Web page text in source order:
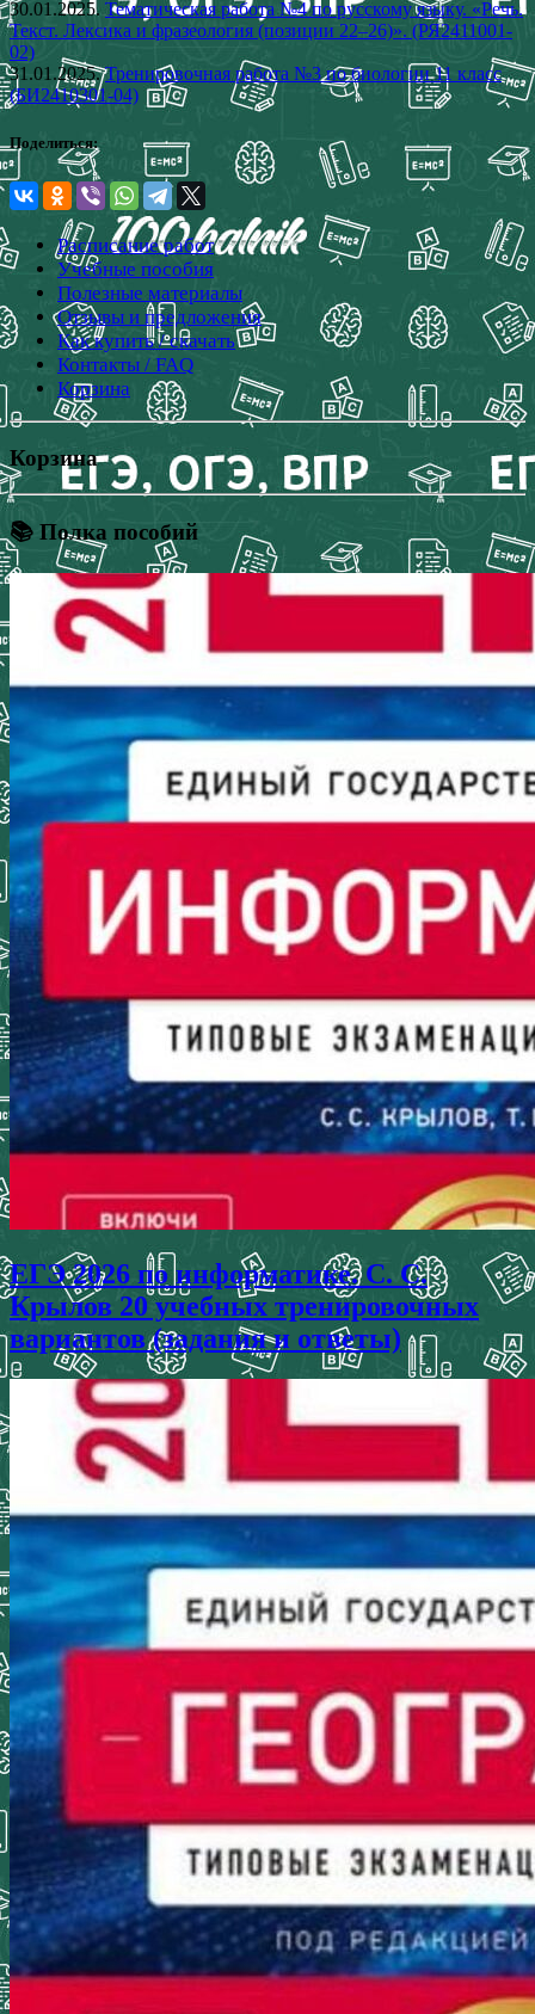
30.01.2025.Тематическая работа №4 по русскому языку. «Речь.
Текст. Лексика и фразеология (позиции 22–26)». (РЯ2411001-
02)
31.01.2025.Тренировочная работа №3 по биологии 11 класс
(БИ2410301-04)
Поделиться:
Расписание работ
Учебные пособия
Полезные материалы
Отзывы и предложения
Как купить / скачать
Контакты / FAQ
Корзина
Корзина
📚 Полка пособий
ЕГЭ 2026 по информатике. С. С.
Крылов 20 учебных тренировочных
вариантов (задания и ответы)